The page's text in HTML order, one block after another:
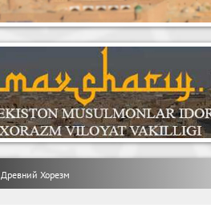
Древний Хорезм